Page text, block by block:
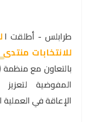
طرابلس - أطلقت ا
للانتخابات
المفوضية
الإعاقة في العملية